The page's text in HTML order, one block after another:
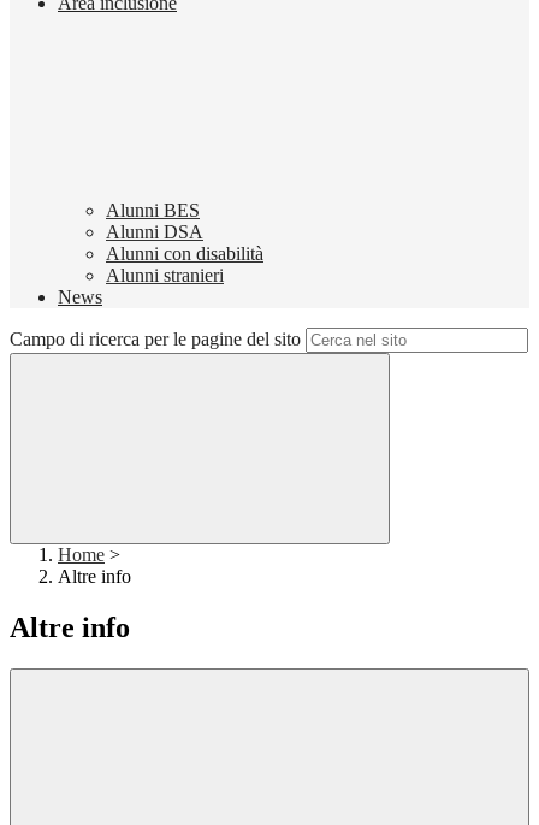
Alunni BES
Alunni DSA
Alunni con disabilità
Alunni stranieri
News
Campo di ricerca per le pagine del sito
Home >
Altre info
Altre info